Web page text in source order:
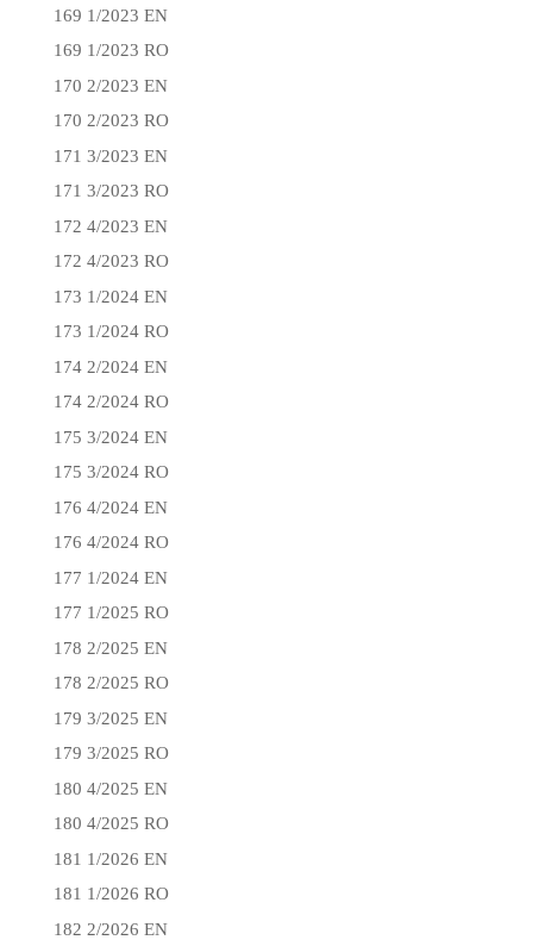
169 1/2023 EN
169 1/2023 RO
170 2/2023 EN
170 2/2023 RO
171 3/2023 EN
171 3/2023 RO
172 4/2023 EN
172 4/2023 RO
173 1/2024 EN
173 1/2024 RO
174 2/2024 EN
174 2/2024 RO
175 3/2024 EN
175 3/2024 RO
176 4/2024 EN
176 4/2024 RO
177 1/2024 EN
177 1/2025 RO
178 2/2025 EN
178 2/2025 RO
179 3/2025 EN
179 3/2025 RO
180 4/2025 EN
180 4/2025 RO
181 1/2026 EN
181 1/2026 RO
182 2/2026 EN